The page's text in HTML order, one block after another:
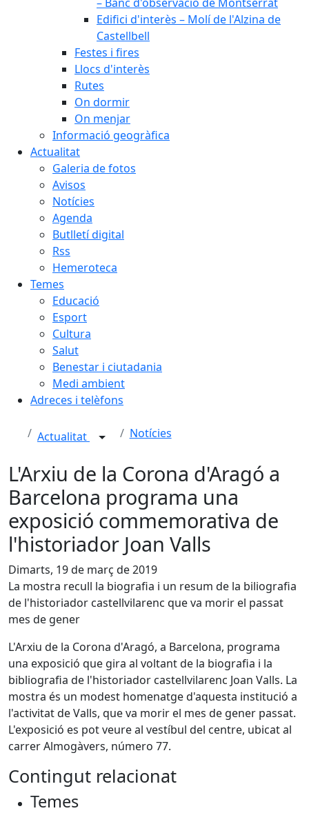
Edifici d'interès – Molí de l'Alzina de
Castellbell
Festes i fires
Llocs d'interès
Rutes
On dormir
On menjar
Informació geogràfica
Actualitat
Galeria de fotos
Avisos
Notícies
Agenda
Butlletí digital
Rss
Hemeroteca
Temes
Educació
Esport
Cultura
Salut
Benestar i ciutadania
Medi ambient
Adreces i telèfons
Actualitat Notícies
L'Arxiu de la Corona d'Aragó a
Barcelona programa una
exposició commemorativa de
l'historiador Joan Valls
Dimarts, 19 de març de 2019
La mostra recull la biografia i un resum de la biliografia
de l'historiador castellvilarenc que va morir el passat
mes de gener
L'Arxiu de la Corona d'Aragó, a Barcelona, programa
una exposició que gira al voltant de la biografia i la
bibliografia de l'historiador castellvilarenc Joan Valls. La
mostra és un modest homenatge d'aquesta institució a
l'activitat de Valls, que va morir el mes de gener passat.
L'exposició es pot veure al vestíbul del centre, ubicat al
carrer Almogàvers, número 77.
Contingut relacionat
Temes